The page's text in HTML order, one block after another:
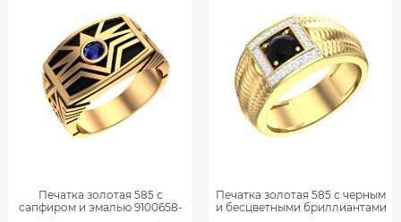
Печатка золотая 585 с
сапфиром и эмалью 9100658-
Печатка золотая 585 с черным
и бесцветными бриллиантами